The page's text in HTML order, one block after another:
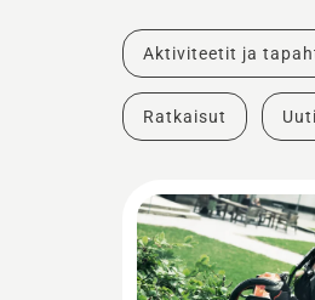
Aktiviteetit ja
Ratkaisut